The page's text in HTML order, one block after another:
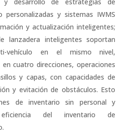
y desarrollo de estrategias de
personalizadas y sistemas IWMS
y actualización inteligentes;
lanzadera inteligentes soportan
vehículo en el mismo nivel,
cuatro direcciones, operaciones
y capas, con capacidades de
y evitación de obstáculos. Esto
de inventario sin personal y
del inventario de